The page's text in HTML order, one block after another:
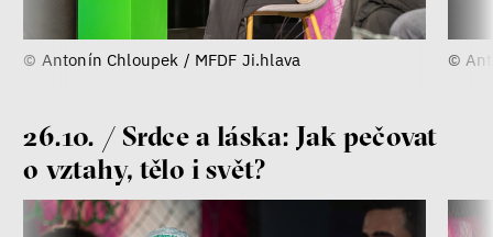
Kateřina Smejkalová
Miloš Gregor
Jan Charvát
média
© Antonín Chloupek / MFDF Ji.hlava ©
26.10. / Srdce a láska: Jak pečovat
o vztahy, tělo i svět?